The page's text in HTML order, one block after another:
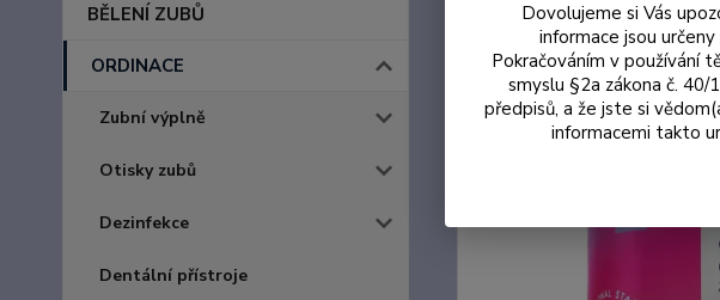
BĚLENÍ ZUBŮ
ORDINACE
Zubní výplně
Otisky zubů
Dezinfekce
Dentální přístroje
Dovolujeme si Vás
informace jsou
Pokračováním v používání
smyslu §2a zákona č. 40/
předpisů, a že jste si
informacemi takto